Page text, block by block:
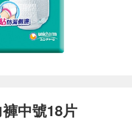
中號18片